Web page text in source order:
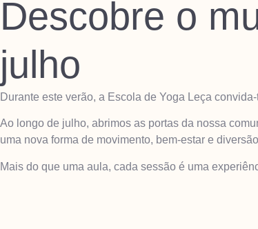
Descobre o
julho
Durante este verão, a Escola de Yoga Leça
Ao longo de julho, abrimos as portas da nossa
uma nova forma de movimento, bem-estar e
Mais do que uma aula, cada sessão é uma